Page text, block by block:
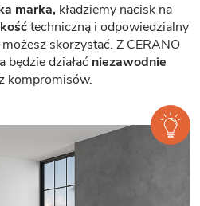
marka, kładziemy nacisk na
techniczną i odpowiedzialny
skorzystać. Z CERANO
będzie działać niezawodnie
kompromisów.